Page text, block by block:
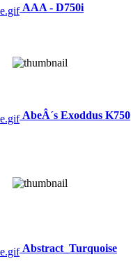
AAA - D750i
AbeÂ´s Exoddus K750
Abstract_Turquoise